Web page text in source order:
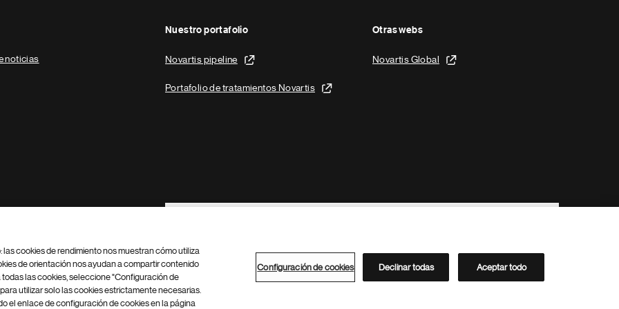
noticias
Nuestro portafolio
Novartis pipeline
Portafolio de tratamientos Novartis
Otras webs
Novartis Global
Footer Site Search
Configuración de cookies Mapa del sitio
Directorio de Novartis
cookies de rendimiento nos muestran cómo utiliza
de orientación nos ayudan a compartir contenido
las cookies, seleccione "Configuración de
utilizar solo las cookies estrictamente necesarias.
el enlace de configuración de cookies en la página
Configuración de cookies Declinar todas Aceptar todo